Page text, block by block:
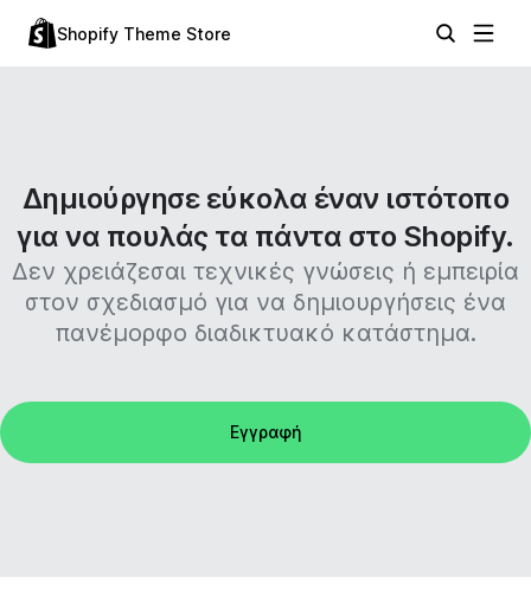
Shopify Theme Store
Δημιούργησε εύκολα έναν ιστότοπο
για να πουλάς τα πάντα στο Shopify.
Δεν χρειάζεσαι τεχνικές γνώσεις ή εμπειρία
στον σχεδιασμό για να δημιουργήσεις ένα
πανέμορφο διαδικτυακό κατάστημα.
Εγγραφή